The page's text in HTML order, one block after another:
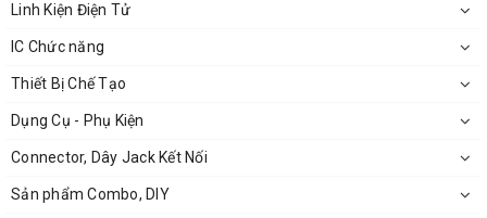
Linh Kiện Điện Tử
IC Chức năng
Thiết Bị Chế Tạo
Dụng Cụ - Phụ Kiện
Connector, Dây Jack Kết Nối
Sản phẩm Combo, DIY